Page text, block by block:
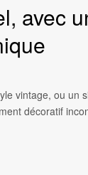
avec
vintage, ou un
décoratif